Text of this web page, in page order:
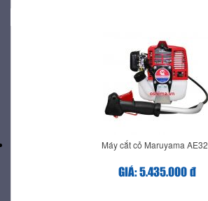
Máy cắt cỏ Maruyama
GIÁ: 5.435.000 đ